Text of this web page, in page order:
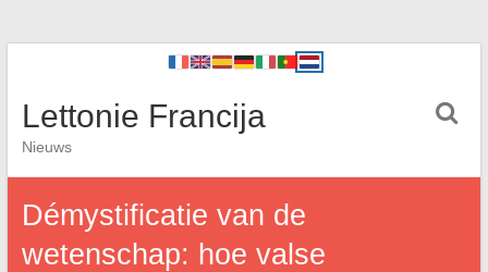
Lettonie Francija
Nieuws
Démystificatie van de
wetenschap: hoe valse